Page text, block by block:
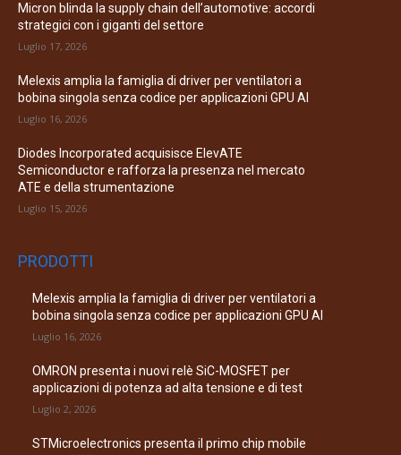
Micron blinda la supply chain dell’automotive: accordi
strategici con i giganti del settore
Luglio 17, 2026
Melexis amplia la famiglia di driver per ventilatori a
bobina singola senza codice per applicazioni GPU AI
Luglio 16, 2026
Diodes Incorporated acquisisce ElevATE
Semiconductor e rafforza la presenza nel mercato
ATE e della strumentazione
Luglio 15, 2026
PRODOTTI
Melexis amplia la famiglia di driver per ventilatori a
bobina singola senza codice per applicazioni GPU AI
Luglio 16, 2026
OMRON presenta i nuovi relè SiC-MOSFET per
applicazioni di potenza ad alta tensione e di test
Luglio 2, 2026
STMicroelectronics presenta il primo chip mobile